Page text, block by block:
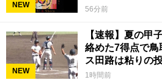
NEW 56分前
NEW
【速報】夏の
絡めた7得点で
ス田路は粘りの
1時間前